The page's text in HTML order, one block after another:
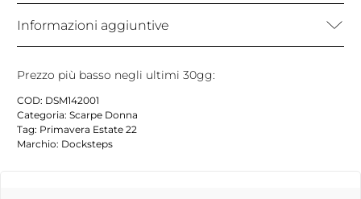
Informazioni aggiuntive
Prezzo più basso negli ultimi 30gg:
COD: DSM142001
Categoria: Scarpe Donna
Tag: Primavera Estate 22
Marchio: Docksteps